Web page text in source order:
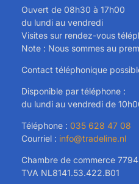
Ouvert de 08h30 à 17h00
du lundi au vendredi
Visites sur rendez-vous
Note : Nous sommes au
Contact téléphonique
Disponible par téléphone :
du lundi au vendredi de
Téléphone : 035 628 47 08
Courriel : info@tradeline.nl
Chambre de commerce
TVA NL8141.53.422.B01